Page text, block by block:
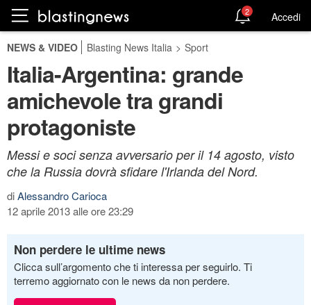
2 Accedi
NEWS & VIDEO Blasting News Italia > Sport
Italia-Argentina: grande
amichevole tra grandi
protagoniste
Messi e soci senza avversario per il 14 agosto, visto
che la Russia dovrà sfidare l'Irlanda del Nord.
diAlessandro Carioca
12 aprile 2013 alle ore 23:29
Non perdere le ultime news
Clicca sull’argomento che ti interessa per seguirlo. Ti
terremo aggiornato con le news da non perdere.